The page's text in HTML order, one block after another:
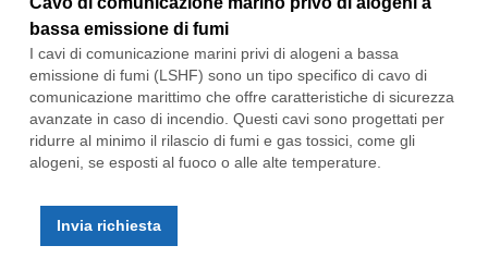
bassa emissione di fumi
I cavi di comunicazione marini privi di alogeni a bassa
emissione di fumi (LSHF) sono un tipo specifico di cavo di
comunicazione marittimo che offre caratteristiche di sicurezza
avanzate in caso di incendio. Questi cavi sono progettati per
ridurre al minimo il rilascio di fumi e gas tossici, come gli
alogeni, se esposti al fuoco o alle alte temperature.
Invia richiesta